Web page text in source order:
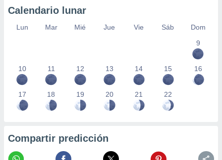
Calendario lunar
Lun Mar Mié Jue Vie Sáb
Dom
9
10 11 12 13 14 15 16
17 18 19 20 21 22
Compartir predicción